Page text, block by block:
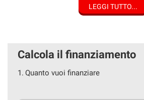
CLIMA AUTOMATICO
AUTORADIO DIGITALE + BLUETOOTH
CONTROLLO DI CORSIA
LEGGI TUTTO...
Calcola il finanziamento
1. Quanto vuoi finanziare